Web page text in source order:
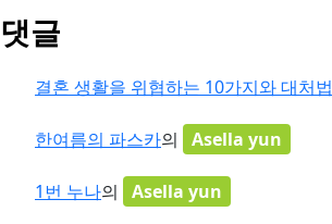
댓글
결혼 생활을 위협하는 10가지와 대처법
한여름의 파스카의 Asella yun
1번 누나의 Asella yun